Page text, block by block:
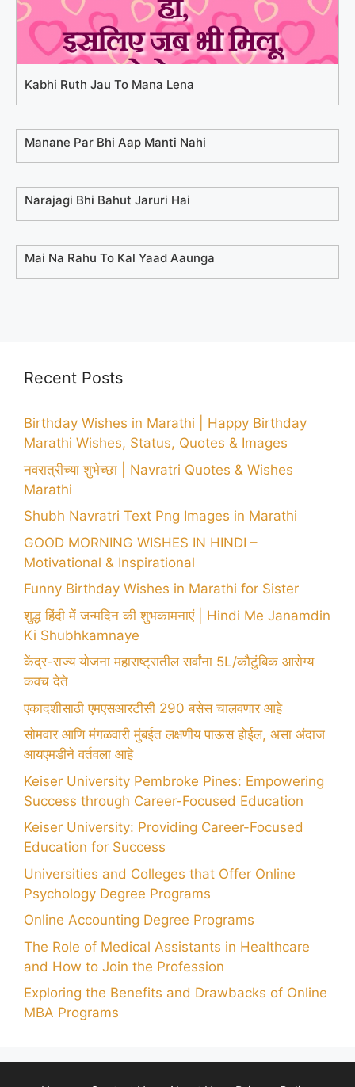
Kabhi Ruth Jau To Mana Lena
Manane Par Bhi Aap Manti Nahi
Narajagi Bhi Bahut Jaruri Hai
Mai Na Rahu To Kal Yaad Aaunga
Recent Posts
Birthday Wishes in Marathi | Happy Birthday
Marathi Wishes, Status, Quotes & Images
नवरात्रीच्या शुभेच्छा | Navratri Quotes & Wishes
Marathi
Shubh Navratri Text Png Images in Marathi
GOOD MORNING WISHES IN HINDI –
Motivational & Inspirational
Funny Birthday Wishes in Marathi for Sister
शुद्ध हिंदी में जन्मदिन की शुभकामनाएं | Hindi Me Janamdin
Ki Shubhkamnaye
केंद्र-राज्य योजना महाराष्ट्रातील सर्वांना 5L/कौटुंबिक आरोग्य
कवच देते
एकादशीसाठी एमएसआरटीसी 290 बसेस चालवणार आहे
सोमवार आणि मंगळवारी मुंबईत लक्षणीय पाऊस होईल, असा अंदाज
आयएमडीने वर्तवला आहे
Keiser University Pembroke Pines: Empowering
Success through Career-Focused Education
Keiser University: Providing Career-Focused
Education for Success
Universities and Colleges that Offer Online
Psychology Degree Programs
Online Accounting Degree Programs
The Role of Medical Assistants in Healthcare
and How to Join the Profession
Exploring the Benefits and Drawbacks of Online
MBA Programs